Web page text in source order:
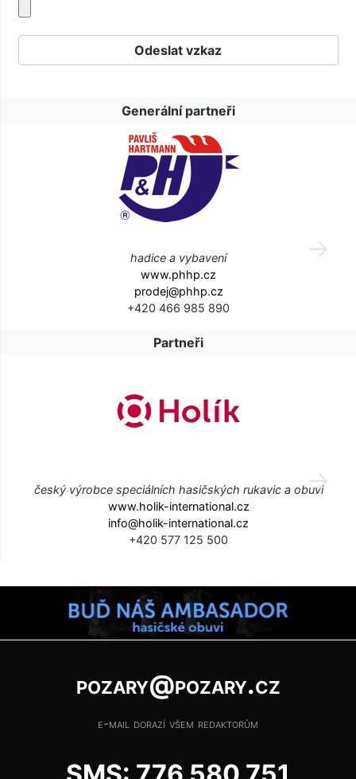
Generální partneři
hadice a vybavení
www.phhp.cz
prodej@phhp.cz
+420 466 985 890
Partneři
český výrobce speciálních hasičských rukavic a obuvi
www.holik-international.cz
info@holik-international.cz
+420 577 125 500
pozary@pozary.cz
e-mail dorazí všem redaktorům